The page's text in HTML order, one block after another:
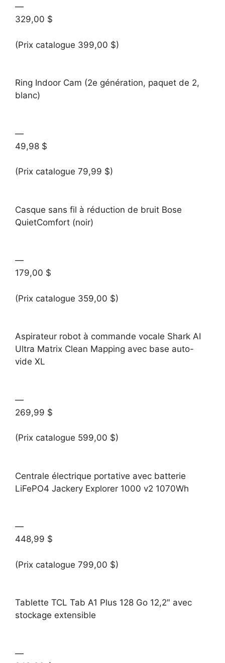
—
329,00 $
(Prix catalogue 399,00 $)
Ring Indoor Cam (2e génération, paquet de 2,
blanc)
—
49,98 $
(Prix catalogue 79,99 $)
Casque sans fil à réduction de bruit Bose
QuietComfort (noir)
—
179,00 $
(Prix catalogue 359,00 $)
Aspirateur robot à commande vocale Shark AI
Ultra Matrix Clean Mapping avec base auto-
vide XL
—
269,99 $
(Prix catalogue 599,00 $)
Centrale électrique portative avec batterie
LiFePO4 Jackery Explorer 1000 v2 1070Wh
—
448,99 $
(Prix catalogue 799,00 $)
Tablette TCL Tab A1 Plus 128 Go 12,2″ avec
stockage extensible
—